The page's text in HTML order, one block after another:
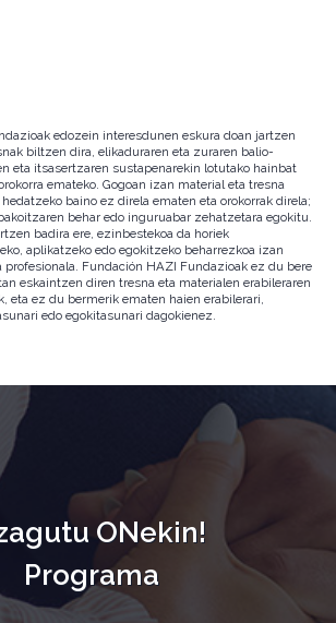
edozein interesdunen eskura doan jartzen
biltzen dira, elikaduraren eta zuraren balio-
eta itsasertzaren sustapenarekin lotutako hainbat
emateko. Gogoan izan material eta tresna
baino ez direla ematen eta orokorrak direla;
behar edo inguruabar zehatzetara egokitu.
badira ere, ezinbestekoa da horiek
aplikatzeko edo egokitzeko beharrezkoa izan
Fundación HAZI Fundazioak ez du bere
eskaintzen diren tresna eta materialen erabileraren
eta ez du bermerik ematen haien erabilerari,
edo egokitasunari dagokienez.
ONekin!
Programa